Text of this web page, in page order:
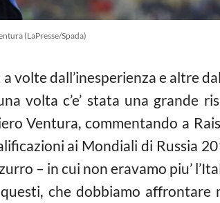
(LaPresse/Spada)
volte dall’inesperienza e altre
volta c’e’ stata una grande
Ventura, commentando a
ai Mondiali di Russia
– in cui non eravamo piu’
che dobbiamo affrontare